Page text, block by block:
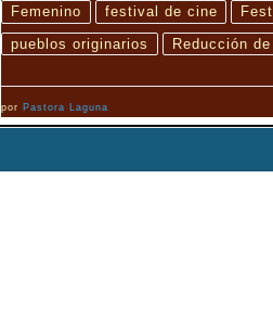
Femenino festival de cine
pueblos originarios Reducción
por Pastora Laguna